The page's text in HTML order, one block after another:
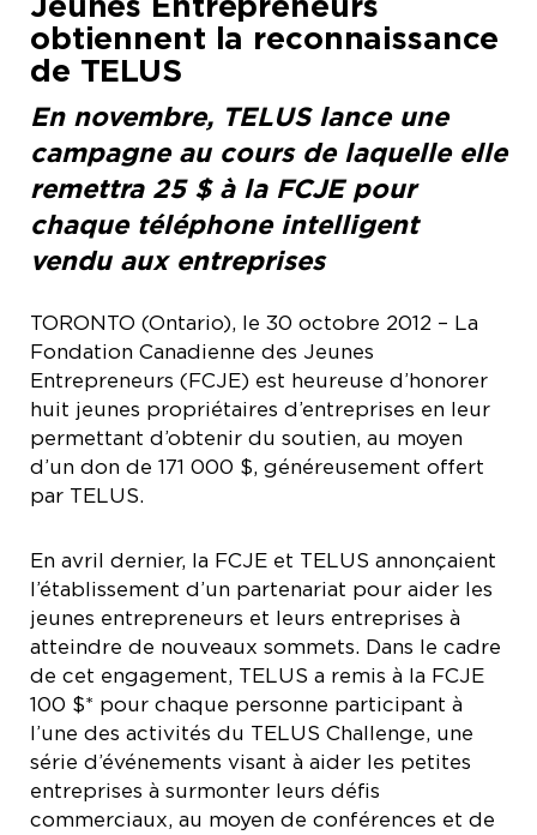
obtiennent la reconnaissance
de TELUS
En novembre, TELUS lance une
campagne au cours de laquelle elle
remettra 25 $ à la FCJE pour
chaque téléphone intelligent
vendu aux entreprises
TORONTO (Ontario), le 30 octobre 2012 – La
Fondation Canadienne des Jeunes
Entrepreneurs (FCJE) est heureuse d’honorer
huit jeunes propriétaires d’entreprises en leur
permettant d’obtenir du soutien, au moyen
d’un don de 171 000 $, généreusement offert
par TELUS.
En avril dernier, la FCJE et TELUS annonçaient
l’établissement d’un partenariat pour aider les
jeunes entrepreneurs et leurs entreprises à
atteindre de nouveaux sommets. Dans le cadre
de cet engagement, TELUS a remis à la FCJE
100 $* pour chaque personne participant à
l’une des activités du TELUS Challenge, une
série d’événements visant à aider les petites
entreprises à surmonter leurs défis
commerciaux, au moyen de conférences et de